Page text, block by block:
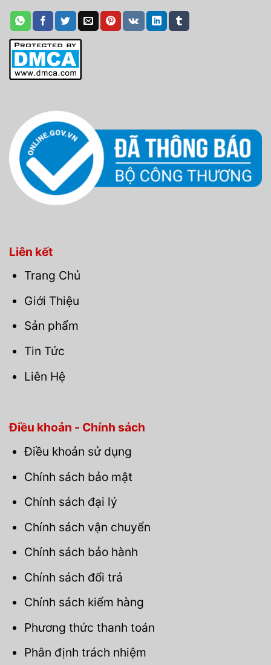
Liên kết
Trang Chủ
Giới Thiệu
Sản phẩm
Tin Tức
Liên Hệ
Điều khoản - Chính sách
Điều khoản sử dụng
Chính sách bảo mật
Chính sách đại lý
Chính sách vận chuyển
Chính sách bảo hành
Chính sách đổi trả
Chính sách kiểm hàng
Phương thức thanh toán
Phân định trách nhiệm